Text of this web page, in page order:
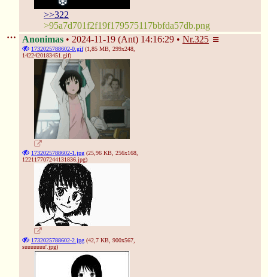
>>322
>95a7d701f2f19f179575117bbfda57db.png
Anonimas
2024-11-19 (Ant) 14:16:29 Nr.325
1732025788602-0.gif (1,85 MB, 299x248,
1422420183451.gif)
1732025788602-1.jpg (25,96 KB, 256x168,
122117707244131836.jpg)
1732025788602-2.jpg (42,7 KB, 900x567,
suuuuuuu'.jpg)